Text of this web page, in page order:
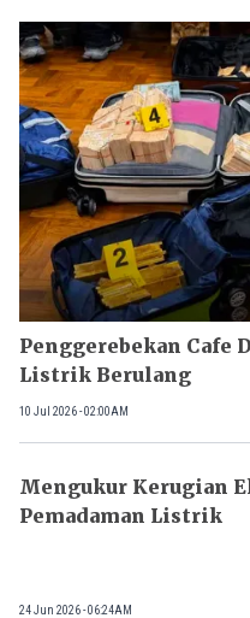
Penggerebekan Cafe
Listrik Berulang
10 Jul 2026 - 02:00AM
Mengukur Kerugian
Pemadaman Listrik
24 Jun 2026 - 06:24AM